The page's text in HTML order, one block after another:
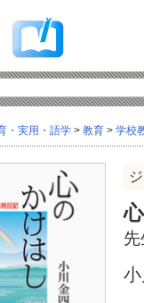
・実用・語学 > 教育 > 学校